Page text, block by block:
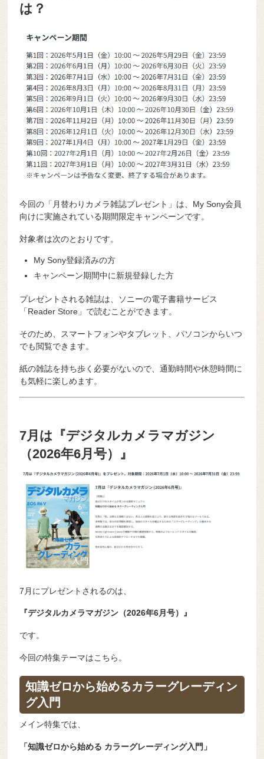
は？
今回の「月替わりカメラ雑誌プレゼント」は、My Sony会員
向けに実施されている期間限定キャンペーンです。
対象者は次のとおりです。
My Sony登録済みの方
キャンペーン期間中に新規登録した方
プレゼントされる雑誌は、ソニーの電子書籍サービス
「Reader Store」で読むことができます。
そのため、スマートフォンやタブレット、パソコンからいつ
でも閲覧できます。
紙の雑誌を持ち歩く必要がないので、通勤時間や休憩時間に
も気軽に楽しめます。
7月は『デジタルカメラマガジン
（2026年6月号）』
7月にプレゼントされるのは、
『デジタルカメラマガジン（2026年6月号）』
です。
今回の特集テーマはこちら。
知識ゼロから始めるカラーグレーディン
グ入門
メイン特集では、
「知識ゼロから始める カラーグレーディング入門」